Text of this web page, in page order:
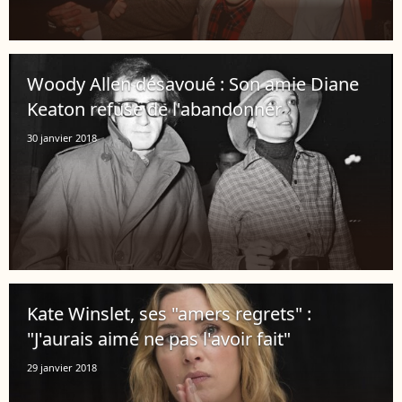
Woody Allen désavoué : Son amie Diane
Keaton refuse de l'abandonner
30 janvier 2018
Kate Winslet, ses "amers regrets" :
"J'aurais aimé ne pas l'avoir fait"
29 janvier 2018